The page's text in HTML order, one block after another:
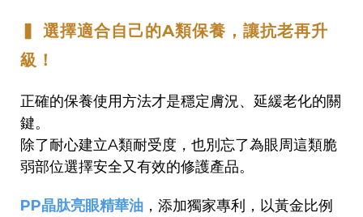
▍ 選擇適合自己的A類保養，讓抗老再升
級！
正確的保養使用方法才是穩定膚況、延緩老化的關
鍵。
除了耐心建立A類耐受度，也別忘了為眼周這類脆
弱部位選擇安全又有效的修護產品。
PP晶肽亮眼精華油 ，添加獨家專利，以黃金比例